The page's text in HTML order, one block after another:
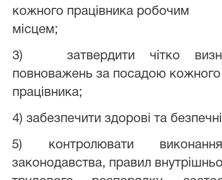
кожного працівника робочим
місцем;
3) затвердити чітко
повноважень за посадою кожного
працівника;
4) забезпечити здорові та
5) контролювати
законодавства, правил